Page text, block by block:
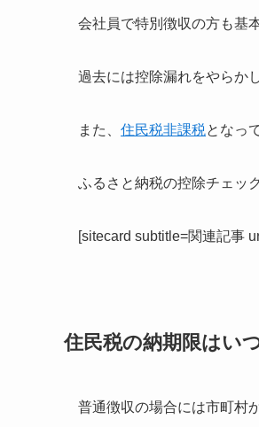
会社員で特別徴収の方も基
過去には控除漏れをやらか
また、 住民税非課税となっ
ふるさと納税の控除チェッ
[sitecard subtitle=関連記事
住民税の納期限はい
普通徴収の場合には市町村